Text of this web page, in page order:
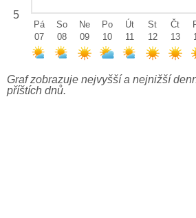
5
Pá
07
So
08
Ne
09
Po
10
Út
11
St
12
Čt
13
Graf zobrazuje nejvyšší a nejnižší
příštích dnů.